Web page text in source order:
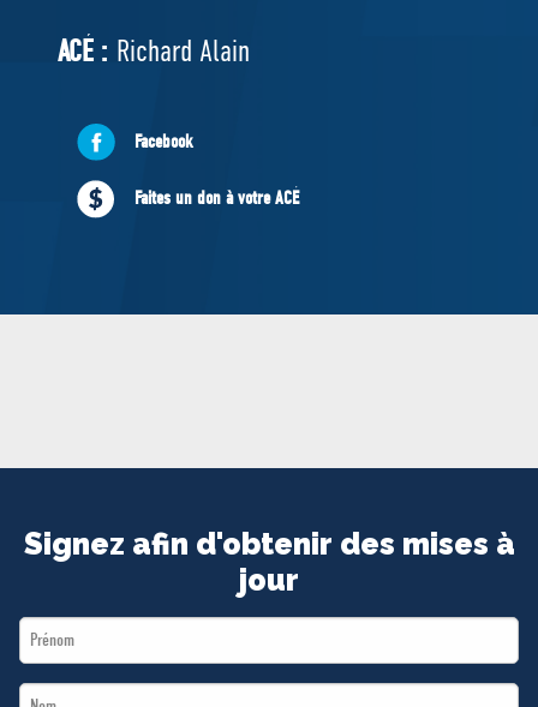
ACÉ
À PROPOS
Documents constitutifs
ADHÉREZ
ACÉ : Richard Alain
Facebook
Faites un don à votre ACÉ
Signez afin d'obtenir des mises à
jour
First
Name
Last